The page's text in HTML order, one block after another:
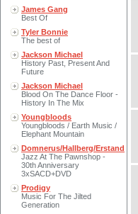
James Gang
Best Of
Tyler Bonnie
The best of
Jackson Michael
History Past, Present And
Future
Jackson Michael
Blood On The Dance Floor -
History In The Mix
Youngbloods
Youngbloods / Earth Music /
Elephant Mountain
Domnerus/Hallberg/Erstand
Jazz At The Pawnshop -
30th Anniversary
3xSACD+DVD
Prodigy
Music For The Jilted
Generation